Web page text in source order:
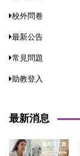
校外問卷
最新公告
常見問題
助教登入
最新消息